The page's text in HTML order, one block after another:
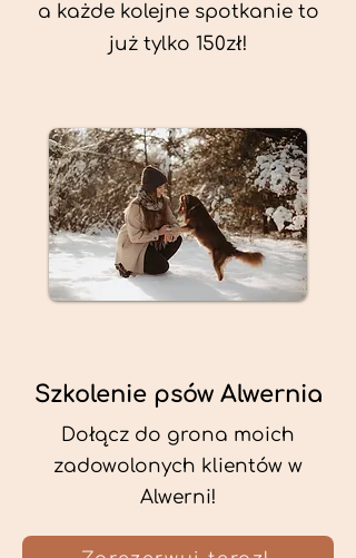
a każde kolejne spotkanie to
już tylko 150zł!
Szkolenie psów Alwernia
Dołącz do grona moich
zadowolonych klientów w
Alwerni!